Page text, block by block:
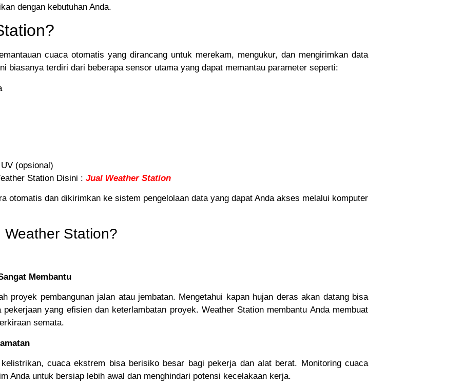
dengan kebutuhan Anda.
cuaca otomatis yang dirancang untuk merekam, mengukur, dan mengirimkan data
biasanya terdiri dari beberapa sensor utama yang dapat memantau parameter seperti:
(opsional)
Station Disini : Jual Weather Station
otomatis dan dikirimkan ke sistem pengelolaan data yang dapat Anda akses melalui komputer
Station?
Membantu
proyek pembangunan jalan atau jembatan. Mengetahui kapan hujan deras akan datang bisa
pekerjaan yang efisien dan keterlambatan proyek. Weather Station membantu Anda membuat
semata.
kelistrikan, cuaca ekstrem bisa berisiko besar bagi pekerja dan alat berat. Monitoring cuaca
Anda untuk bersiap lebih awal dan menghindari potensi kecelakaan kerja.